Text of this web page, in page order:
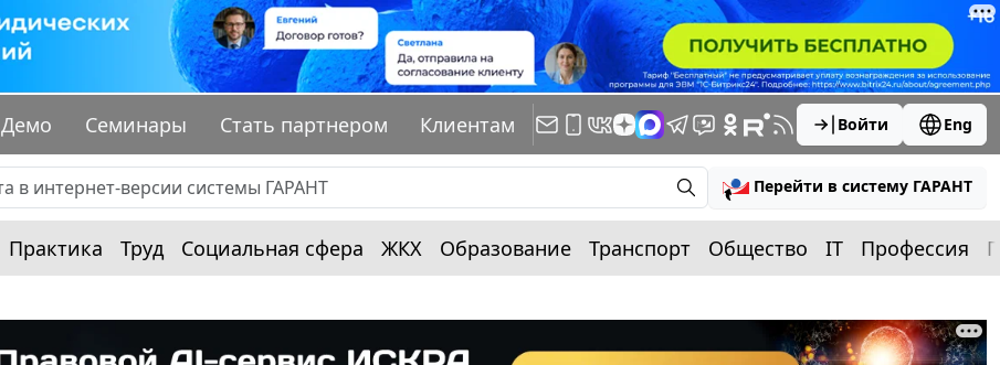
Демо Семинары Стать партнером Клиентам Войти Eng
Перейти в систему ГАРАНТ
Практика Труд Социальная сфера ЖКХ Образование Транспорт Общество IT Профессия